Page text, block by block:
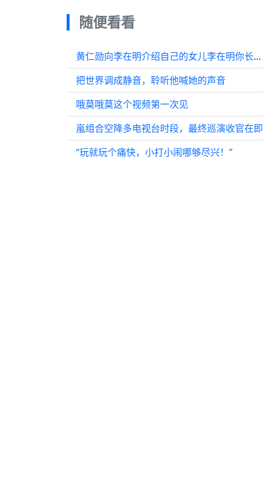
随便看看
黄仁勋向李在明介绍自己的女儿李在明你长得这么年轻不像有女儿的人
把世界调成静音，聆听他喊她的声音
哦莫哦莫这个视频第一次见
嵐组合空降多电视台时段，最终巡演收官在即
“玩就玩个痛快，小打小闹哪够尽兴！”